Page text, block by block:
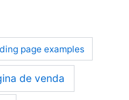
page examples
de venda